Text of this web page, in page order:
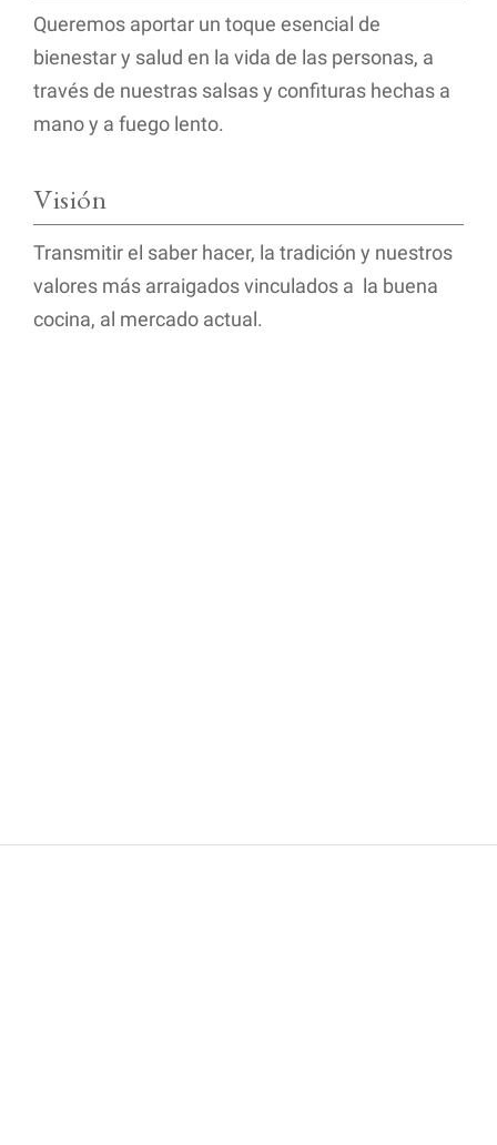
Queremos aportar un toque esencial de
bienestar y salud en la vida de las personas, a
través de nuestras salsas y confituras hechas a
mano y a fuego lento.
Visión
Transmitir el saber hacer, la tradición y nuestros
valores más arraigados vinculados a la buena
cocina, al mercado actual.